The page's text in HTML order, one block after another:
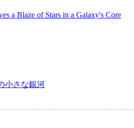
a Blaze of Stars in a Galaxy's Core
小さな銀河